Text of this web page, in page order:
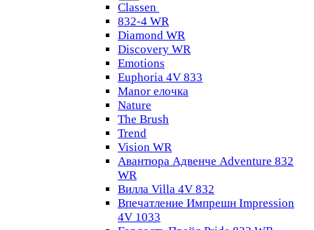
Classen
832-4 WR
Diamond WR
Discovery WR
Emotions
Euphoria 4V 833
Manor елочка
Nature
The Brush
Trend
Vision WR
Авантюра Адвенче Adventure 832
WR
Вилла Villa 4V 832
Впечатление Импрешн Impression
4V 1033